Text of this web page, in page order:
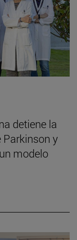
detiene la
Parkinson y
modelo